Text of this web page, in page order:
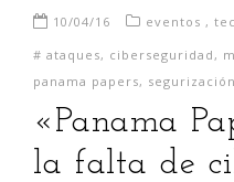
10/04/16 eventos ,
# ataques, ciberseguridad ,
panama papers, segurización
«Panama
la falta de